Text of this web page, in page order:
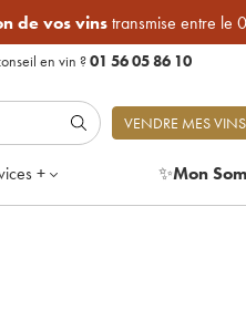
de vos vinstransmise entre le
en vin ?01 56 05 86 10
VENDRE MES VINS
+ ✨Mon